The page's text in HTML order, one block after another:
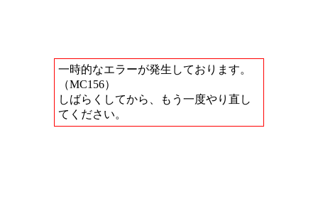
一時的なエラーが発生しております。
（MC156）
しばらくしてから、もう一度やり直し
てください。